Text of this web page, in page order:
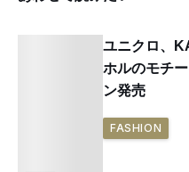
ユニクロ、
ホルのモチ
ン発売
FASHION